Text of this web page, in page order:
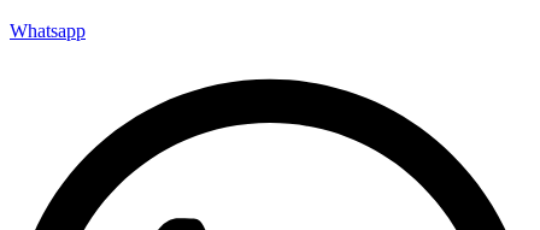
Whatsapp